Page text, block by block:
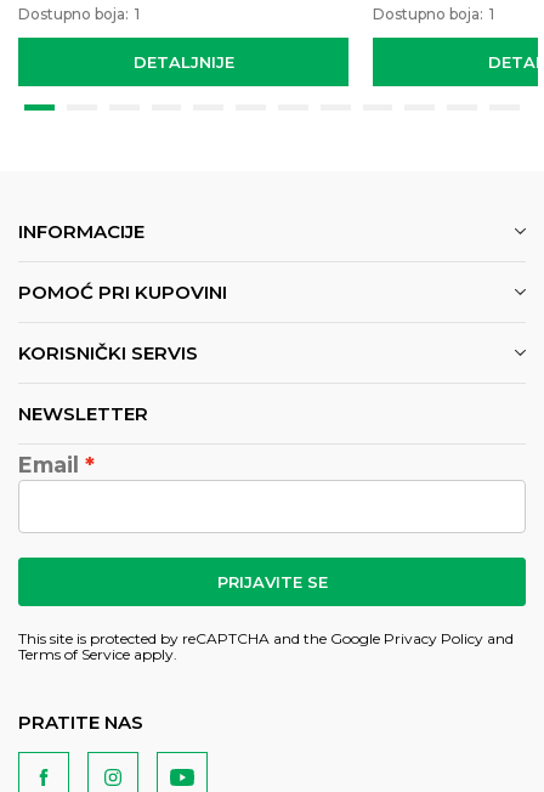
DETALJNIJE
Dostupno boja: 1 Dostupno boja: 1
INFORMACIJE
POMOĆ PRI KUPOVINI
KORISNIČKI SERVIS
NEWSLETTER
Email
PRIJAVITE SE
This site is protected by reCAPTCHA and the Google Privacy Policy and
Terms of Service apply.
PRATITE NAS